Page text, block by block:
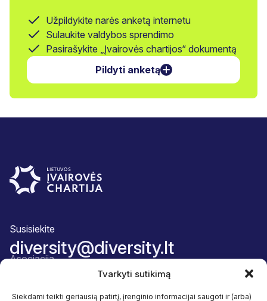
Tvarkyti sutikimą
Siekdami teikti geriausią patirtį, įrenginio informacijai saugoti ir (arba)
Užpildykite narės anketą internetu
Sulaukite valdybos sprendimo
Pasirašykite „Įvairovės chartijos“ dokumentą
Pildyti anketą
Susisiekite
diversity@diversity.lt
Asociacija
Narystės paketas